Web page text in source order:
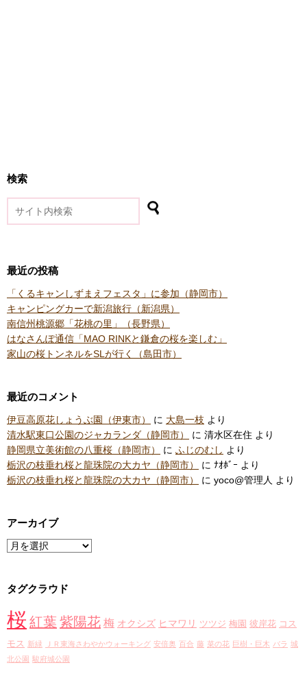
検索
最近の投稿
「くるキャンしずまえフェスタ」に参加（静岡市）
キャンピングカーで新潟旅行（新潟県）
南信州桃源郷「花桃の里」（長野県）
はなさんぽ通信「MAO RINKと鎌倉の桜を楽しむ」
家山の桜トンネルをSLが行く（島田市）
最近のコメント
伊豆高原花しょうぶ園（伊東市） に 大島一枝 より
清水駅東口公園のジャカランダ（静岡市）
に 清水区在住 より
静岡県立美術館の八重桜（静岡市）
に ふじのむし より
栃沢の枝垂れ桜と龍珠院の大カヤ（静岡市）
に ﾅｵﾎﾞｰ より
栃沢の枝垂れ桜と龍珠院の大カヤ（静岡市）
に yoco@管理人 より
アーカイブ
ア
イ
タグクラウド
桜 紅葉 紫陽花 梅 オクシズ ヒマワリ ツツジ 梅園 彼岸花 コス
モス 新緑 ＪＲ東海さわやかウォーキング 安倍奥 百合 藤 菜の花 巨樹・巨木 バラ 城
北公園 駿府城公園